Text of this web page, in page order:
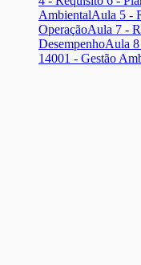
AmbientalAula 5 -
OperaçãoAula 7 -
DesempenhoAula
14001 - Gestão